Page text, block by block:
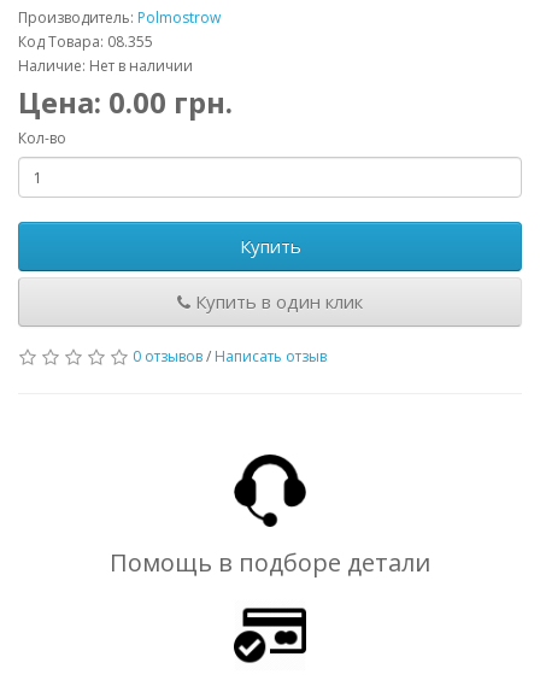
Производитель: Polmostrow
Код Товара: 08.355
Наличие: Нет в наличии
Цена: 0.00 грн.
Кол-во
Купить
Купить в один клик
0 отзывов/ Написать отзыв
Помощь в подборе детали